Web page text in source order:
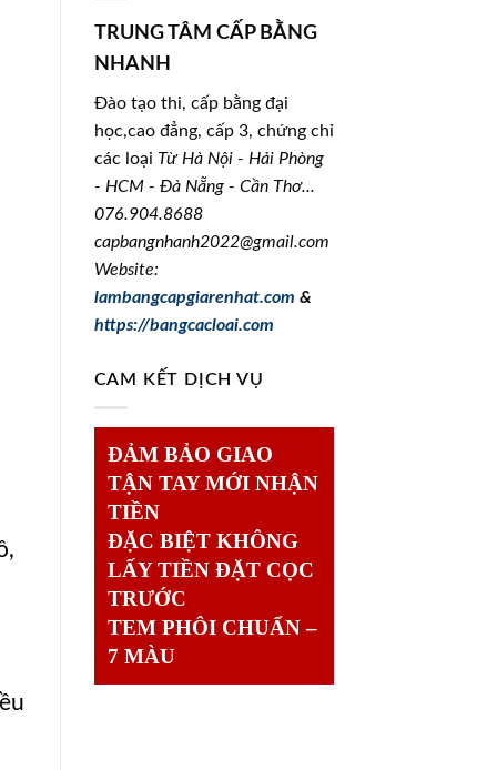
TRUNG TÂM CẤP BẰNG
NHANH
Đào tạo thi, cấp bằng đại
học,cao đẳng, cấp 3, chứng chỉ
các loại Từ Hà Nội - Hải Phòng
- HCM - Đà Nẵng - Cần Thơ...
076.904.8688
capbangnhanh2022@gmail.com
Website:
lambangcapgiarenhat.com &
https://bangcacloai.com
CAM KẾT DỊCH VỤ
ĐẢM BẢO GIAO
TẬN TAY MỚI NHẬN
TIỀN
ĐẶC BIỆT KHÔNG
LẤY TIỀN ĐẶT CỌC
TRƯỚC
TEM PHÔI CHUẨN –
7 MÀU